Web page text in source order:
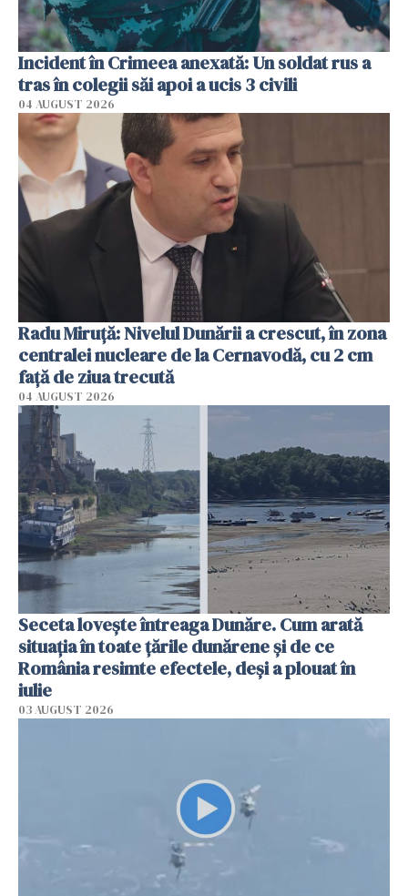
Incident în Crimeea anexată: Un soldat rus a
tras în colegii săi apoi a ucis 3 civili
04 AUGUST 2026
Radu Miruţă: Nivelul Dunării a crescut, în zona
centralei nucleare de la Cernavodă, cu 2 cm
faţă de ziua trecută
04 AUGUST 2026
Seceta lovește întreaga Dunăre. Cum arată
situația în toate țările dunărene și de ce
România resimte efectele, deși a plouat în
iulie
03 AUGUST 2026